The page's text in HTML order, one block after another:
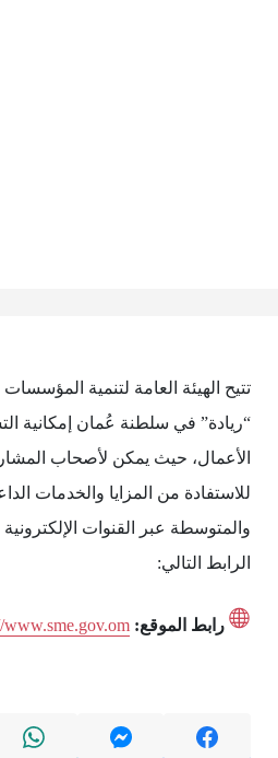
تتيح الهيئة العامة لتنمية
“ريادة” في سلطنة عُمان إمكانية
الأعمال، حيث يمكن لأصحاب
للاستفادة من المزايا والخدمات
والمتوسطة عبر القنوات
الرابط التالي:
رابط الموقع: www.sme.gov.om